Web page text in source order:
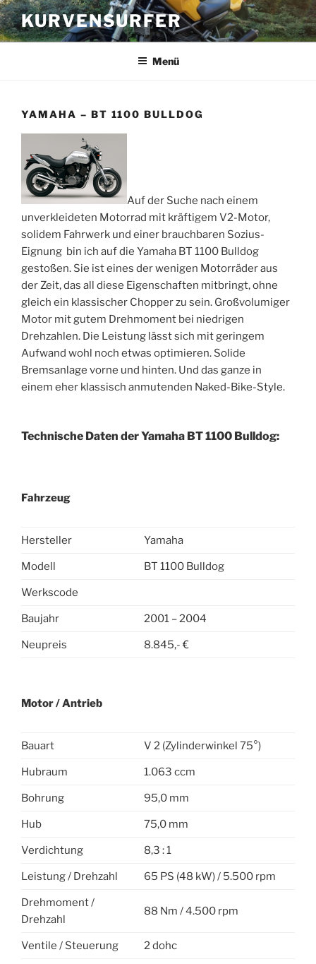
Zum
Inhalt
springen
KURVENSURFER
Menü
YAMAHA – BT 1100 BULLDOG
Auf der Suche nach einem
unverkleideten Motorrad mit kräftigem V2-Motor,
solidem Fahrwerk und einer brauchbaren Sozius-
Eignung bin ich auf die Yamaha BT 1100 Bulldog
gestoßen. Sie ist eines der wenigen Motorräder aus
der Zeit, das all diese Eigenschaften mitbringt, ohne
gleich ein klassischer Chopper zu sein. Großvolumiger
Motor mit gutem Drehmoment bei niedrigen
Drehzahlen. Die Leistung lässt sich mit geringem
Aufwand wohl noch etwas optimieren. Solide
Bremsanlage vorne und hinten. Und das ganze in
einem eher klassisch anmutenden Naked-Bike-Style.
Technische Daten der Yamaha BT 1100 Bulldog:
Fahrzeug
Hersteller Yamaha
Modell BT 1100 Bulldog
Werkscode
Baujahr 2001 – 2004
Neupreis 8.845,- €
Motor / Antrieb
Bauart V 2 (Zylinderwinkel 75°)
Hubraum 1.063 ccm
Bohrung 95,0 mm
Hub 75,0 mm
Verdichtung 8,3 : 1
Leistung / Drehzahl 65 PS (48 kW) / 5.500 rpm
Drehmoment /
Drehzahl
88 Nm / 4.500 rpm
Ventile / Steuerung 2 dohc